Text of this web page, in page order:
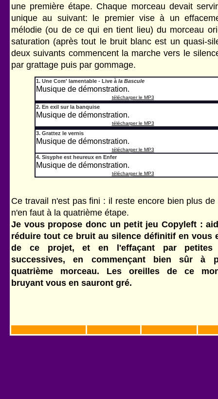
une première étape. Chaque morceau devait
unique au suivant: le premier vise à un
mélodie (ou de ce qui en tient lieu) du morceau
saturation (après tout le bruit blanc est un quasi-
deux suivants commencent la marche vers le
par grattage puis par gommage.
1. Une Com' lamentable - Live à la Bascule
Musique de démonstration.
télécharger le MP3
2. En exil sur la banquise
Musique de démonstration.
télécharger le MP3
3. Grattez le vernis
Musique de démonstration.
télécharger le MP3
4. Sisyphe est heureux en Enfer
Musique de démonstration.
télécharger le MP3
Ce travail n'est pas fini : il reste encore bien plus de
n'en faut à la quatrième étape.
Je vous propose donc un petit jeu Copyleft :
réduire tout ce bruit au silence définitif en vous
de ce projet, et en l'effaçant par petites
successives, en commençant bien sûr à
quatrième morceau. Les oreilles de ce
bruyant vous en sauront gré.